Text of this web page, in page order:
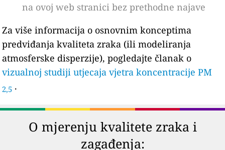
na ovoj web stranici bez prethodne najave
Za više informacija o osnovnim konceptima
predviđanja kvaliteta zraka (ili modeliranja
atmosferske disperzije), pogledajte članak o
vizualnoj studiji utjecaja vjetra koncentracije PM
2,5 .
O mjerenju kvalitete zraka i
zagađenja: